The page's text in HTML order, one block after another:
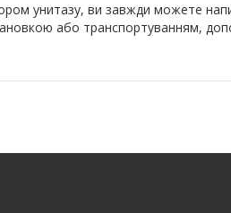
унитазу, ви завжди можете
або транспортуванням,